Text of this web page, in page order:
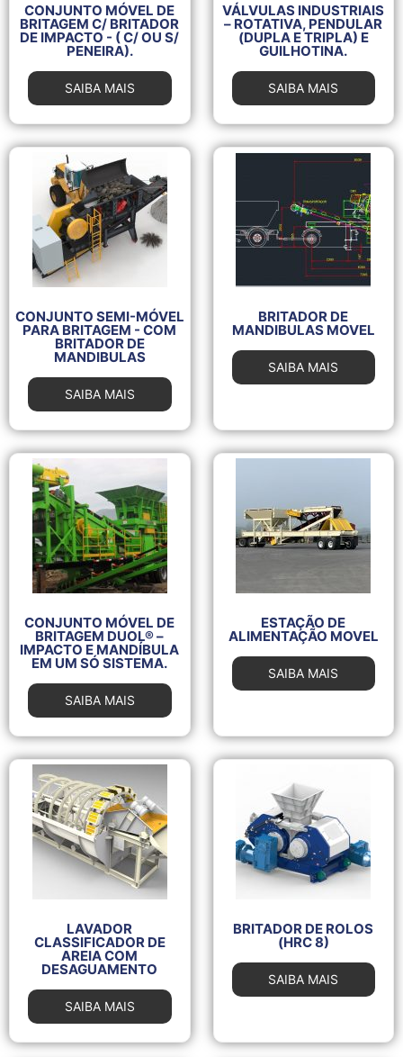
CONJUNTO MÓVEL DE
BRITAGEM C/ BRITADOR
DE IMPACTO - ( C/ OU S/
PENEIRA).
SAIBA MAIS
VÁLVULAS INDUSTRIAIS
– ROTATIVA, PENDULAR
(DUPLA E TRIPLA) E
GUILHOTINA.
SAIBA MAIS
CONJUNTO SEMI-MÓVEL
PARA BRITAGEM - COM
BRITADOR DE
MANDIBULAS
SAIBA MAIS
BRITADOR DE
MANDIBULAS MOVEL
SAIBA MAIS
CONJUNTO MÓVEL DE
BRITAGEM DUOL® –
IMPACTO E MANDÍBULA
EM UM SÓ SISTEMA.
SAIBA MAIS
ESTAÇÃO DE
ALIMENTAÇÃO MOVEL
SAIBA MAIS
LAVADOR
CLASSIFICADOR DE
AREIA COM
DESAGUAMENTO
SAIBA MAIS
BRITADOR DE ROLOS
(HRC 8)
SAIBA MAIS